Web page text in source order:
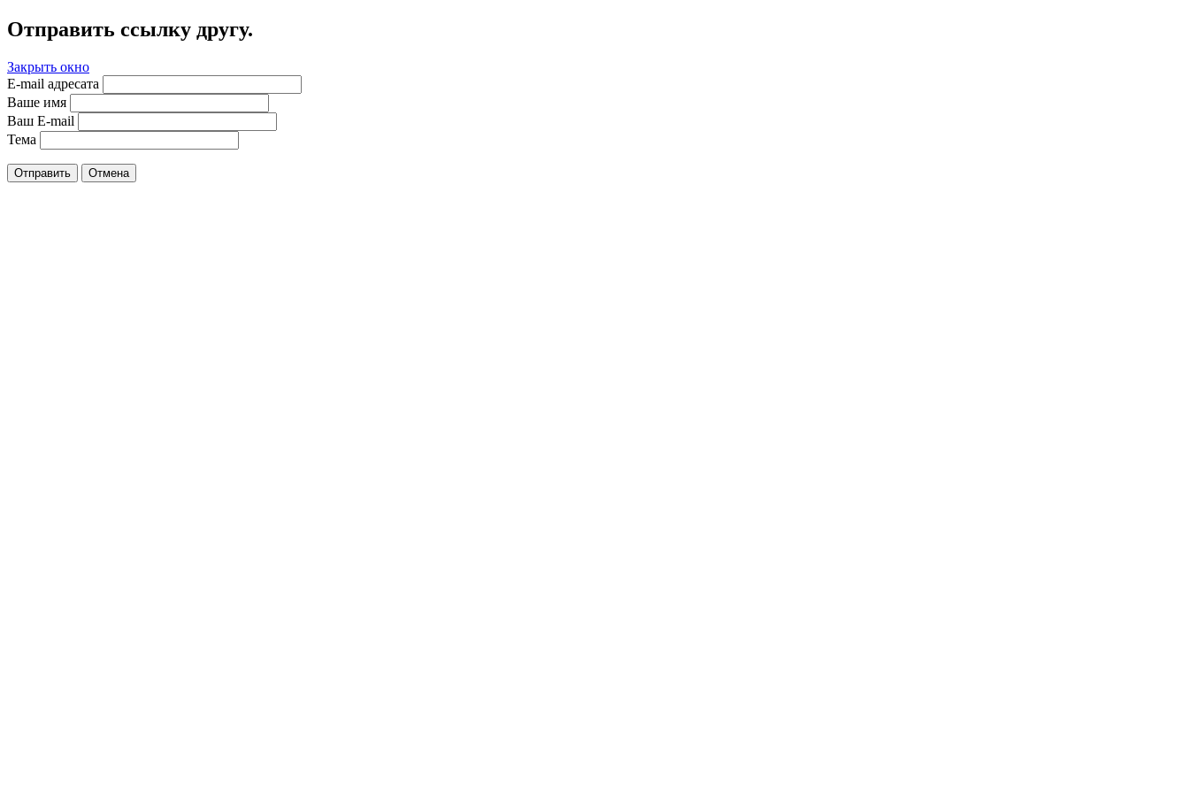
Отправить ссылку другу.
Закрыть окно
E-mail адресата
Ваше имя
Ваш E-mail
Тема
Отправить Отмена